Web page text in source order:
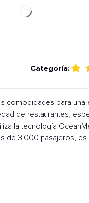
Categoría:
comodidades para una
de restaurantes,
la tecnología
de 3.000 pasajeros, es